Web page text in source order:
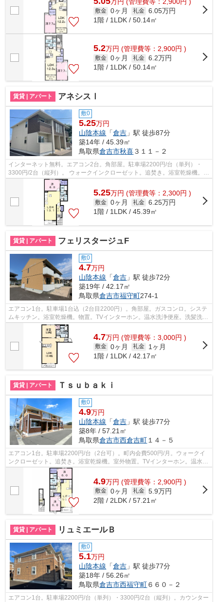
敷金 0ヶ月 礼金 6.05万円
1階 / 1LDK / 50.14㎡
5.2万円 (管理費等：2,900円 )
敷金 0ヶ月 礼金 6.2万円
1階 / 1LDK / 50.14㎡
賃貸 | アパート アネシスⅠ
敷0
5.25万円
山陰本線 「倉吉 」駅 徒歩87分
築14年 / 45.39㎡
鳥取県倉吉市秋喜３１１－２
インターネット無料。エアコン2台。角部屋。駐車場2200円/台（単列）・
3300円/2台（縦列）。 ウォークインクローゼット。追焚き。浴室乾燥機。室
外物置。床下収納。TVインターホン。温...
5.25万円 (管理費等：2,300円 )
敷金 0ヶ月 礼金 6.25万円
1階 / 1LDK / 45.39㎡
賃貸 | アパート フェリスタージュF
敷0
4.7万円
山陰本線 「倉吉 」駅 徒歩72分
築19年 / 42.17㎡
鳥取県倉吉市福守町274-1
エアコン1台。駐車場1台込（2台目2200円）。角部屋。ガスコンロ。システ
ムキッチン。浴室乾燥機。物置。TVインターホン。温水洗浄便座。洗髪洗面
化粧台。南向きバルコニー。クローゼッ...
4.7万円 (管理費等：3,000円 )
敷金 0ヶ月 礼金
1ヶ月
1階 / 1LDK / 42.17㎡
賃貸 | アパート Ｔｓｕｂａｋｉ
敷0
4.9万円
山陰本線 「倉吉 」駅 徒歩77分
築8年 / 57.21㎡
鳥取県倉吉市西倉吉町１４－５
エアコン1台。駐車場2200円/台（2台可）。町内会費500円/月。ウォークイ
ンクローゼット。追焚き。浴室乾燥機。室外物置。TVインターホン。温水洗
浄便座。独立洗面台。南バルコニー。ク...
4.9万円 (管理費等：2,900円 )
敷金 0ヶ月 礼金 5.9万円
2階 / 2LDK / 57.21㎡
賃貸 | アパート リュミエールＢ
敷0
5.1万円
山陰本線 「倉吉 」駅 徒歩77分
築18年 / 56.26㎡
鳥取県倉吉市西福守町６６０－２
エアコン1台。駐車場2200円/台（単列）・3300円/2台（縦列）。カウンター